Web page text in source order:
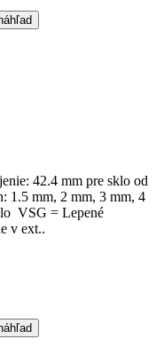
42.4 mm pre sklo od
1.5 mm, 2 mm, 3 mm, 4
VSG = Lepené
v ext..